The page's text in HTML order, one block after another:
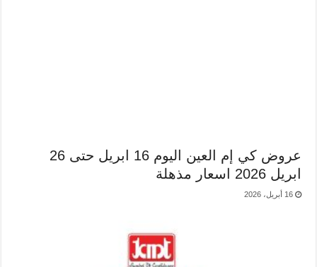
عروض كي إم العين اليوم 16 ابريل حتى 26
ابريل 2026 اسعار مذهلة
16 أبريل، 2026